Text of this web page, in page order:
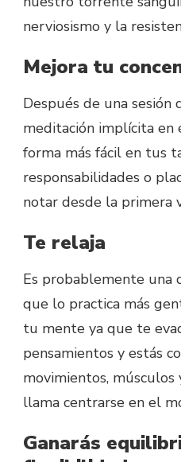
nerviosismo y la
Mejora tu
Después de una sesión
meditación implícita
forma más fácil en tus
responsabilidades o
notar desde la primera
Te relaja
Es probablemente una
que lo practica más
tu mente ya que te
pensamientos y estás
movimientos, músculos
llama centrarse en el
Ganarás